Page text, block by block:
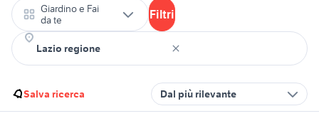
Giardino e Fai
da te
Filtri
Salva ricerca Dal più rilevante